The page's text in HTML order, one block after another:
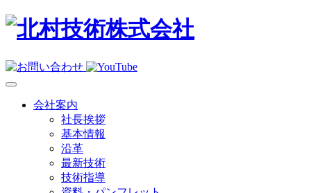
会社案内
社長挨拶
基本情報
沿革
最新技術
技術指導